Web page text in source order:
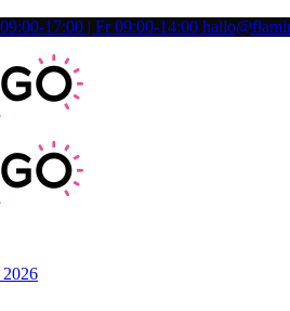
17:00 | Fr 09:00-14:00